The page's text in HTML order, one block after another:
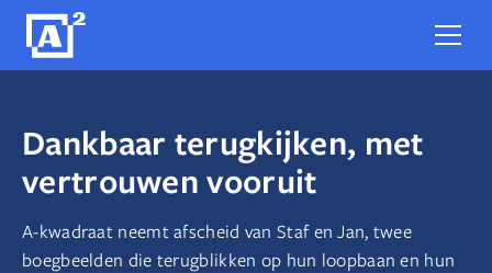
Dankbaar terugkijken, met
vertrouwen vooruit
A-kwadraat neemt afscheid van Staf en Jan, twee
boegbeelden die terugblikken op hun loopbaan en hun